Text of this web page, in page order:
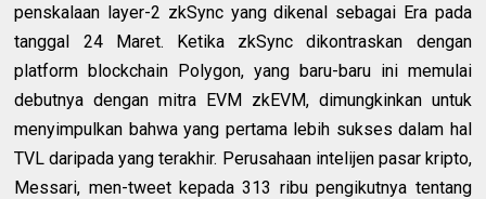
penskalaan layer-2 zkSync yang dikenal sebagai Era pada
tanggal 24 Maret. Ketika zkSync dikontraskan dengan
platform blockchain Polygon, yang baru-baru ini memulai
debutnya dengan mitra EVM zkEVM, dimungkinkan untuk
menyimpulkan bahwa yang pertama lebih sukses dalam hal
TVL daripada yang terakhir. Perusahaan intelijen pasar kripto,
Messari, men-tweet kepada 313 ribu pengikutnya tentang